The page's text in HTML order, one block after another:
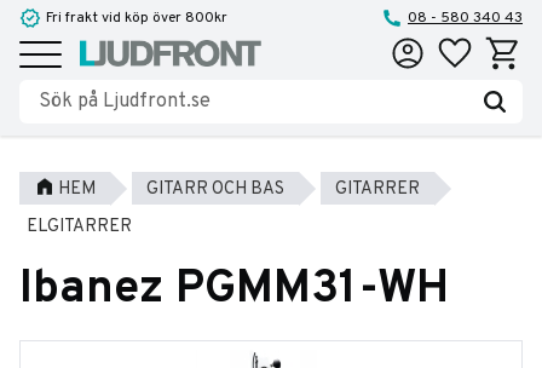
Meny
Fri frakt vid köp över 800kr 08 - 580 340 43
Favoriter
HEM GITARR OCH BAS
GITARRER
ELGITARRER
Ibanez PGMM31-WH